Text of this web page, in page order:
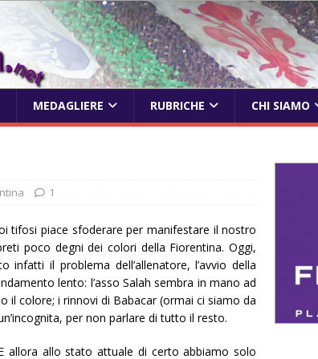
MEDAGLIERE RUBRICHE CHI SIAMO
1
tifosi piace sfoderare per manifestare il nostro
poco degni dei colori della Fiorentina. Oggi,
il problema dell’allenatore, l’avvio della
lento: l’asso Salah sembra in mano ad
il colore; i rinnovi di Babacar (ormai ci siamo da
per non parlare di tutto il resto.
allora allo stato attuale di certo abbiamo solo